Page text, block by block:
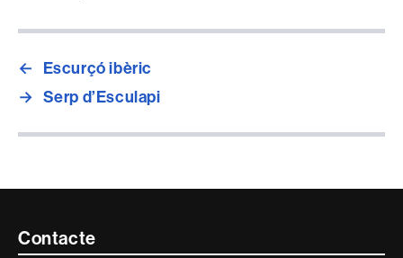
←
Escurçó ibèric
→ Serp d’Esculapi
Contacte
Contacte